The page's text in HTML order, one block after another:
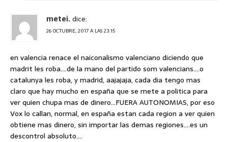
metei.dice:
26 OCTUBRE, 2017 A LAS 23:15
en valencia renace el naiconalismo valenciano diciendo que
madrit les roba….de la mano del partido som valencians….o
catalunya les roba, y madrid, aajajaja, cada dia tengo mas
claro que hay mucho en españa que se mete a politica para
ver quien chupa mas de dinero…FUERA AUTONOMIAS, por eso
Vox lo callan, normal, en españa estan cada region a ver quien
obtiene mas dinero, sin importar las demas regiones….es un
descontrol absoluto….